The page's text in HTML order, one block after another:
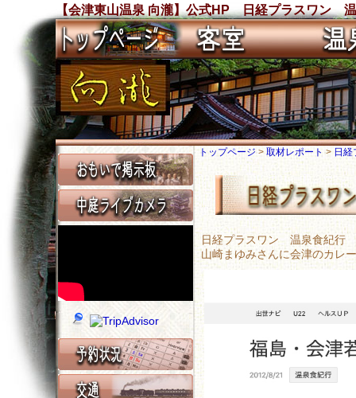
【会津東山温泉 向瀧】公式HP 日経プラスワン
トップページ> 取材レポート> 日
日経プラスワン 温泉食紀行
山崎まゆみさんに会津のカレ